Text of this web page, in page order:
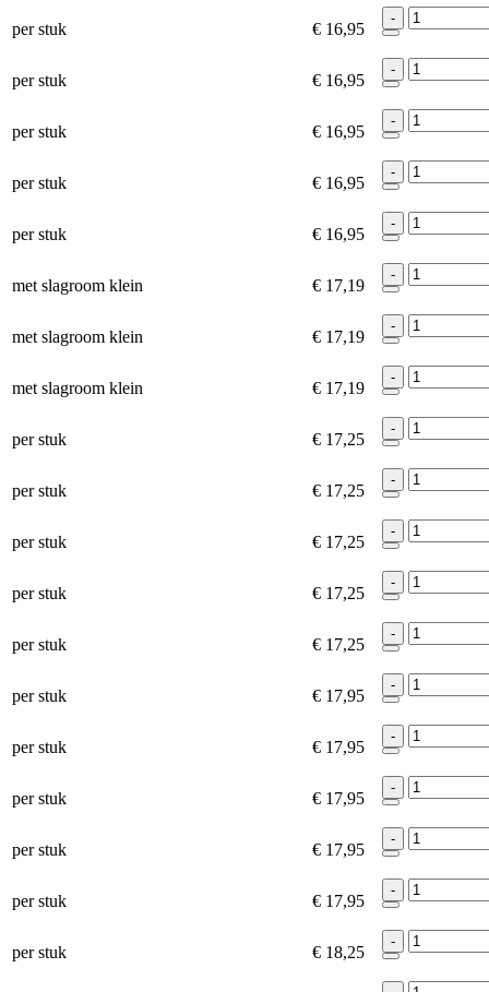
per stuk € 16,95
-
per stuk € 16,95
-
per stuk € 16,95
-
per stuk € 16,95
-
per stuk € 16,95
-
met slagroom klein € 17,19
-
met slagroom klein € 17,19
-
met slagroom klein € 17,19
-
per stuk € 17,25
-
per stuk € 17,25
-
per stuk € 17,25
-
per stuk € 17,25
-
per stuk € 17,25
-
per stuk € 17,95
-
per stuk € 17,95
-
per stuk € 17,95
-
per stuk € 17,95
-
per stuk € 17,95
-
per stuk € 18,25
-